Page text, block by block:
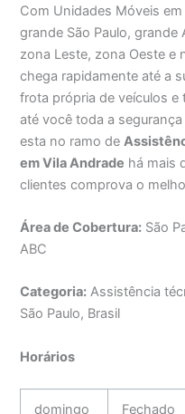
Com Unidades Móveis
grande São Paulo, grande
zona Leste, zona Oeste e
chega rapidamente até a
frota própria de veículos
até você toda a
esta no ramo de
em Vila Andrade há mais
clientes comprova o
Área de Cobertura: São
ABC
Categoria: Assistência
São Paulo, Brasil
Horários
domingo Fechado